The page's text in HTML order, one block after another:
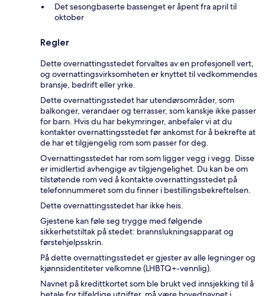
Det sesongbaserte bassenget er åpent fra april til
oktober
Regler
Dette overnattingsstedet forvaltes av en profesjonell vert,
og overnattingsvirksomheten er knyttet til vedkommendes
bransje, bedrift eller yrke.
Dette overnattingsstedet har utendørsområder, som
balkonger, verandaer og terrasser, som kanskje ikke passer
for barn. Hvis du har bekymringer, anbefaler vi at du
kontakter overnattingsstedet før ankomst for å bekrefte at
de har et tilgjengelig rom som passer for deg.
Overnattingsstedet har rom som ligger vegg i vegg. Disse
er imidlertid avhengige av tilgjengelighet. Du kan be om
tilstøtende rom ved å kontakte overnattingsstedet på
telefonnummeret som du finner i bestillingsbekreftelsen.
Dette overnattingsstedet har ikke heis.
Gjestene kan føle seg trygge med følgende
sikkerhetstiltak på stedet: brannslukningsapparat og
førstehjelpsskrin.
På dette overnattingsstedet er gjester av alle legninger og
kjønnsidentiteter velkomne (LHBTQ+-vennlig).
Navnet på kredittkortet som ble brukt ved innsjekking til å